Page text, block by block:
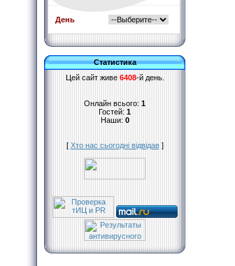
День
Статистика
Цей сайт живе 6408-й день.
Онлайн всього: 1
Гостей: 1
Наши: 0
[ Хто нас сьогодні відвідав]